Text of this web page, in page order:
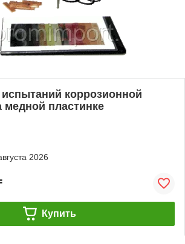
коррозионной
медной пластинке
2026
Купить